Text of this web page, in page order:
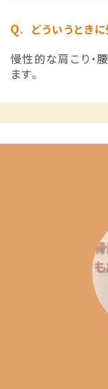
どういうとき
慢性的な肩こり・
ます。